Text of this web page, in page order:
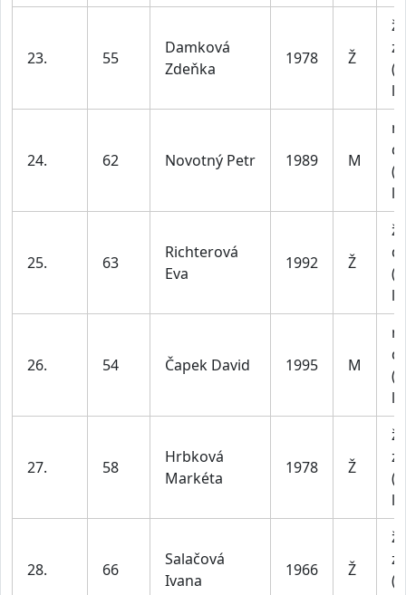
23. 55
Damková
Zdeňka
1978 Ž
24. 62 Novotný Petr 1989 M
25. 63
Richterová
Eva
1992 Ž
26. 54 Čapek David 1995 M
27. 58
Hrbková
Markéta
1978 Ž
28. 66
Salačová
Ivana
1966 Ž